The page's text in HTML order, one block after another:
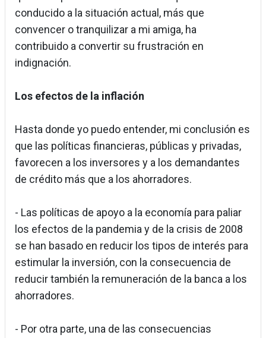
conducido a la situación actual, más que
convencer o tranquilizar a mi amiga, ha
contribuido a convertir su frustración en
indignación.
Los efectos de la inflación
Hasta donde yo puedo entender, mi conclusión es
que las políticas financieras, públicas y privadas,
favorecen a los inversores y a los demandantes
de crédito más que a los ahorradores.
- Las políticas de apoyo a la economía para paliar
los efectos de la pandemia y de la crisis de 2008
se han basado en reducir los tipos de interés para
estimular la inversión, con la consecuencia de
reducir también la remuneración de la banca a los
ahorradores.
- Por otra parte, una de las consecuencias